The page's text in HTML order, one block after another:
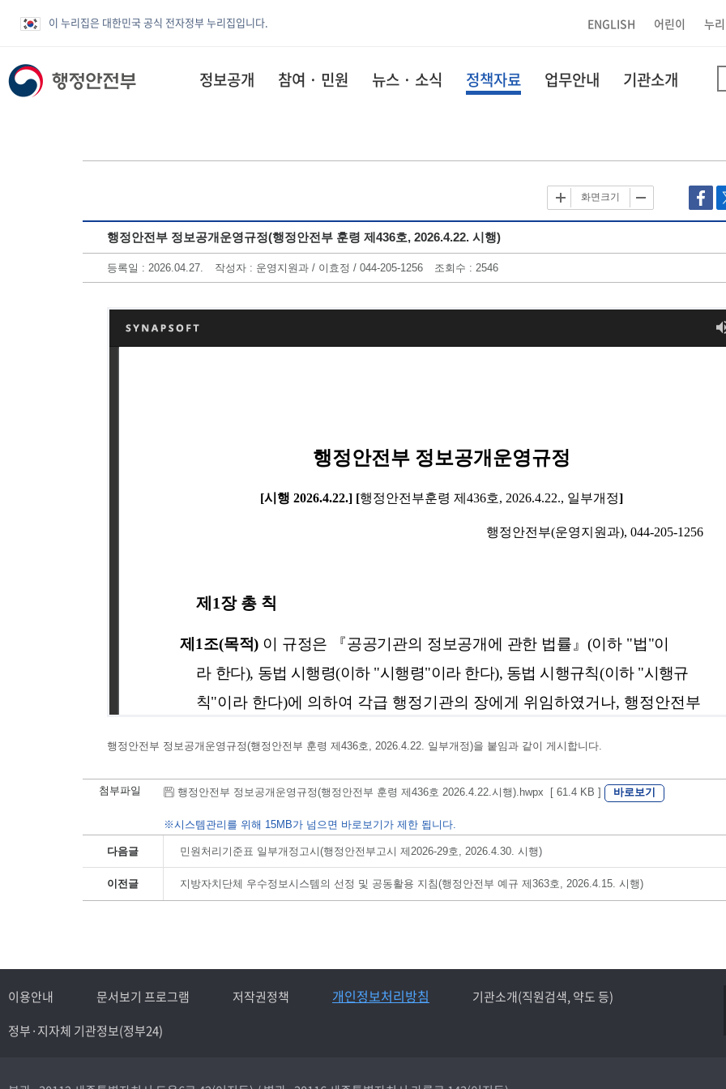
이 누리집은 대한민국 공식 전자정부 누리집입니다. ENGLISH 어린이 누
정보공개 참여 · 민원 뉴스 · 소식 정책자료 업무안내 기관소개
화면크기
행정안전부 정보공개운영규정(행정안전부 훈령 제436호, 2026.4.22. 시행)
등록일 : 2026.04.27. 작성자 : 운영지원과 / 이효정 / 044-205-1256 조회수 : 2546
행정안전부 정보공개운영규정(행정안전부 훈령 제436호, 2026.4.22. 일부개정)을 붙임과 같이 게시합니다.
첨부파일 행정안전부 정보공개운영규정(행정안전부 훈령 제436호 2026.4.22.시행).hwpx [ 61.4 KB ] 바로보기
※시스템관리를 위해 15MB가 넘으면 바로보기가 제한 됩니다.
다음글 민원처리기준표 일부개정고시(행정안전부고시 제2026-29호, 2026.4.30. 시행)
이전글 지방자치단체 우수정보시스템의 선정 및 공동활용 지침(행정안전부 예규 제363호, 2026.4.15. 시행)
이용안내 문서보기 프로그램 저작권정책 개인정보처리방침
기관소개(직원검색, 약도 등)
정부·지자체 기관정보(정부24)